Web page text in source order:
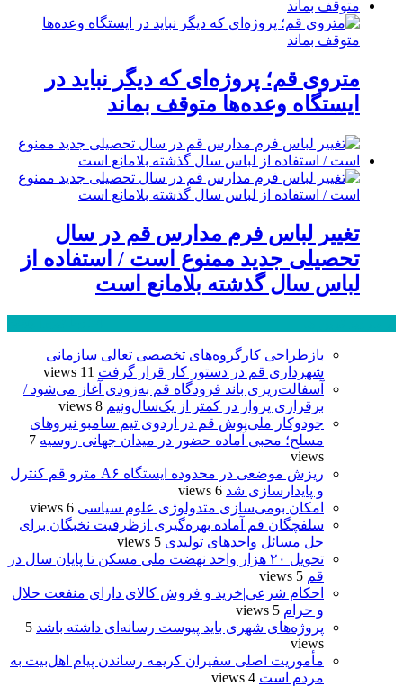
متروی قم؛ پروژه‌ای که دیگر نباید در
ایستگاه وعده‌ها متوقف بماند
تغییر لباس فرم مدارس قم در سال
تحصیلی جدید ممنوع است / استفاده از
لباس سال گذشته بلامانع است
بازطراحی کارگروه‌های تخصصی تعالی سازمانی
شهرداری قم در دستور کار قرار گرفت 11 views
آسفالت‌ریزی باند فرودگاه قم به‌زودی آغاز می‌شود /
برقراری پرواز در کمتر از یک‌سال‌ونیم 8 views
جودوکار ملی‌پوش قم در اردوی تیم سامبو نیروهای
مسلح؛ محبی آماده حضور در میدان جهانی روسیه 7
views
ریزش موضعی در محدوده ایستگاه A۶ مترو قم کنترل
و پایدارسازی شد 6 views
امکان بومی‌سازی متدولوژی علوم سیاسی 6 views
سلفچگان قم آماده بهره‌گیری ازظرفیت نخبگان برای
حل مسائل واحدهای تولیدی 5 views
تحویل ۲۰ هزار واحد نهضت ملی مسکن تا پایان سال در
قم 5 views
احکام شرعی|خرید و فروش کالای دارای منفعت حلال
و حرام 5 views
پروژه‌های شهری باید پیوست رسانه‌ای داشته باشد 5
views
مأموریت اصلی سفیران کریمه رساندن پیام اهل‌بیت به
مردم است 4 views